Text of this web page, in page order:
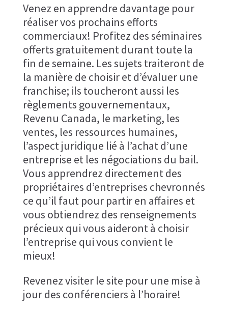
Venez en apprendre davantage pour
réaliser vos prochains efforts
commerciaux! Profitez des séminaires
offerts gratuitement durant toute la
fin de semaine. Les sujets traiteront de
la manière de choisir et d’évaluer une
franchise; ils toucheront aussi les
règlements gouvernementaux,
Revenu Canada, le marketing, les
ventes, les ressources humaines,
l’aspect juridique lié à l’achat d’une
entreprise et les négociations du bail.
Vous apprendrez directement des
propriétaires d’entreprises chevronnés
ce qu’il faut pour partir en affaires et
vous obtiendrez des renseignements
précieux qui vous aideront à choisir
l’entreprise qui vous convient le
mieux!
Revenez visiter le site pour une mise à
jour des conférenciers à l’horaire!